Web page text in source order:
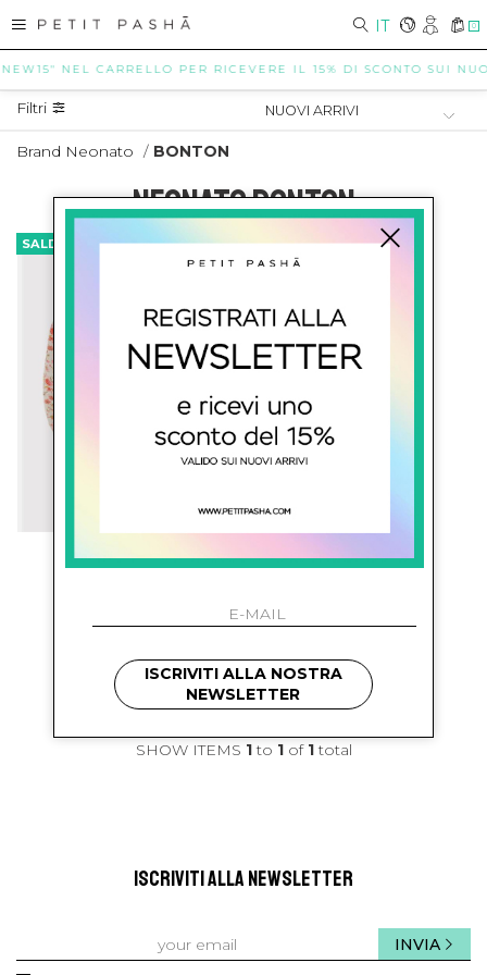
IT 0
NEL CARRELLO PER RICEVERE IL 15% DI SCONTO SUI
Filtri
Brand Neonato / BONTON
NEONATO BONTON
SALDI
bonton
SHOW ITEMS 1to 1of 1total
ISCRIVITI ALLA NEWSLETTER
INVIA
ISCRIVITI ALLA NOSTRA
NEWSLETTER